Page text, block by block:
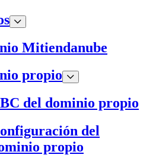
Mitiendanube
propio
del dominio propio
del
propio